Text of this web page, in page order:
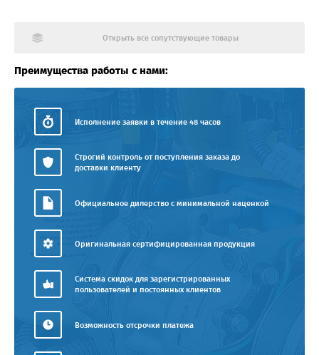
Открыть все сопутствующие товары
Преимущества работы с нами:
Исполнение заявки в течение 48 часов
Строгий контроль от поступления заказа до
доставки клиенту
Официальное дилерство с минимальной наценкой
Оригинальная сертифицированная продукция
Система скидок для зарегистрированных
пользователей и постоянных клиентов
Возможность отсрочки платежа